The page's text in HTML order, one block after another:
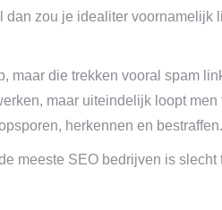
zou je idealiter voornamelijk
maar die trekken vooral spam
maar uiteindelijk loopt men
herkennen en bestraffen.
meeste SEO bedrijven is slecht